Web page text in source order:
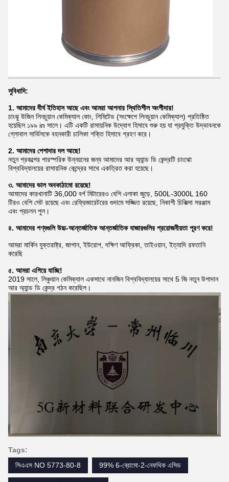
সুবিধাদি:
1. আমাদের দীর্ঘ ইতিহাস আছে এবং আমরা আপনার স্থিতিশীল অংশীদার!
চাংঝু উজিন লিনচুয়ান কেমিক্যাল কোং, লিমিটেড (সংক্ষেপে লিনচুয়ান কেমিক্যাল) প্রতিষ্ঠিত
হয়েছিল ১৯৯ in সালে। এটি একটি রাসায়নিক উদ্যোগ হিসাবে শুরু হয় যা প্রযুক্তি উদ্ভাবনকে
গ্লোবাল সার্ভিসকে বহনকারী চালিকা শক্তি হিসাবে গ্রহণ করে।
2. আমাদের পেশাদার দল আছে!
নতুন প্রকল্পের পারস্পরিক উন্নয়নের জন্য আমাদের আর অ্যান্ড ডি কেন্দ্রটি চাংঝো
বিশ্ববিদ্যালয়ের রাসায়নিক কেন্দ্রের সাথে একত্রিত করা হয়েছে।
৩. আমাদের ভাল অবকাঠামো রয়েছে!
আমাদের কারখানাটি 36,000 বর্গ মিটারেরও বেশি এলাকা জুড়ে, 500L-3000L 160
টিরও বেশি সেট রয়েছে এবং রেফ্রিজারেটরের গুদামে সজ্জিত রয়েছে, নিকাশী চিকিত্সা সরঞ্জাম
এবং প্রচলন পুল।
৪. আমাদের পণ্যগুলি উচ্চ-আন্তর্জাতিক আন্তর্জাতিক বাজারগুলির প্রয়োজনীয়তা পূরণ করে!
আমরা মার্কিন যুক্তরাষ্ট্র, জাপান, ইউরোপ, দক্ষিণ আফ্রিকা, তাইওয়ান, ইত্যাদি রফতানি
করেছি
৫. আমরা এগিয়ে যাচ্ছি!
2019 সালে, লিঞ্চুয়ান কেমিক্যাল একসাথে নানজিন বিশ্ববিদ্যালয়ের সাথে 5 জি নতুন উপাদান
আর অ্যান্ড ডি কেন্দ্র গঠন করেছিল।
Tags:
সিএএস NO 5773-80-8
99% 6-ব্রোমো-2-নেফথিক এসিড